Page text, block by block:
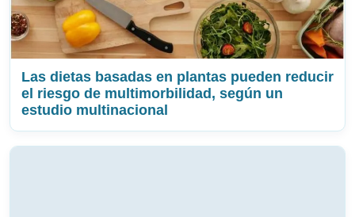
Las dietas basadas en plantas pueden reducir
el riesgo de multimorbilidad, según un
estudio multinacional